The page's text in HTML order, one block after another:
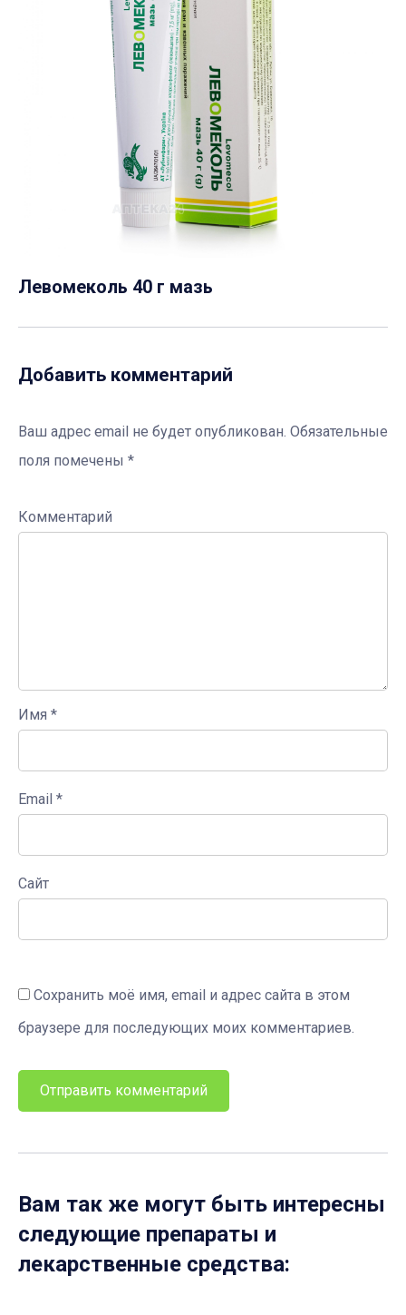
Левомеколь 40 г мазь
Добавить комментарий
Ваш адрес email не будет опубликован. Обязательные
поля помечены *
Комментарий
Имя *
Email *
Сайт
Сохранить моё имя, email и адрес сайта в этом
браузере для последующих моих комментариев.
Вам так же могут быть интересны
следующие препараты и
лекарственные средства: